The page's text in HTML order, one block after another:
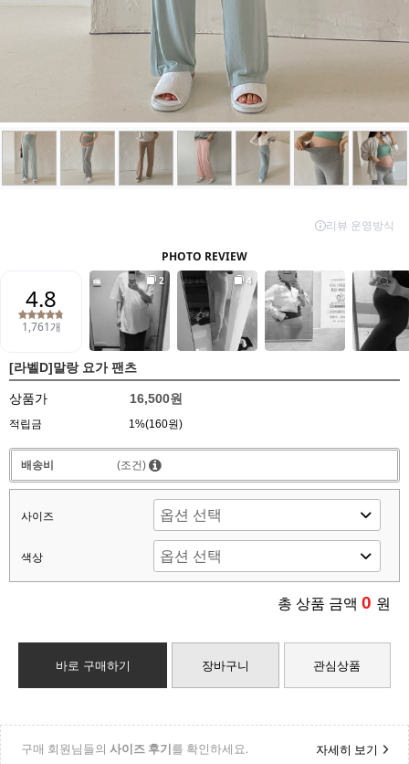
[라벨D]말랑 요가 팬츠
상품가 16,500원
적립금 1%(160원)
배송비 (조건)
사이즈
색상
총 상품 금액 0 원
바로 구매하기 장바구니 관심상품